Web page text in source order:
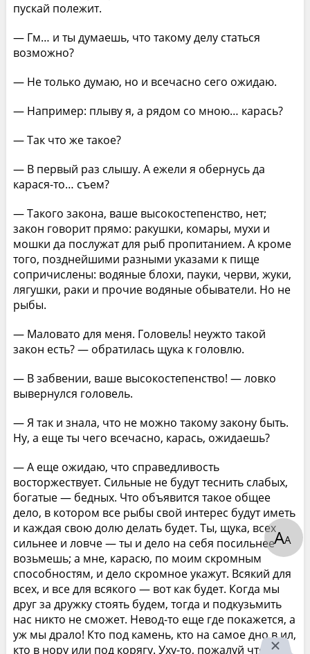
пускай полежит.
— Гм… и ты думаешь, что такому делу статься
возможно?
— Не только думаю, но и всечасно сего ожидаю.
— Например: плыву я, а рядом со мною… карась?
— Так что же такое?
— В первый раз слышу. А ежели я обернусь да
карася-то… съем?
— Такого закона, ваше высокостепенство, нет;
закон говорит прямо: ракушки, комары, мухи и
мошки да послужат для рыб пропитанием. А кроме
того, позднейшими разными указами к пище
сопричислены: водяные блохи, пауки, черви, жуки,
лягушки, раки и прочие водяные обыватели. Но не
рыбы.
— Маловато для меня. Головель! неужто такой
закон есть? — обратилась щука к головлю.
— В забвении, ваше высокостепенство! — ловко
вывернулся головель.
— Я так и знала, что не можно такому закону быть.
Ну, а еще ты чего всечасно, карась, ожидаешь?
— А еще ожидаю, что справедливость
восторжествует. Сильные не будут теснить слабых,
богатые — бедных. Что объявится такое общее
дело, в котором все рыбы свой интерес будут иметь
и каждая свою долю делать будет. Ты, щука, всех
сильнее и ловче — ты и дело на себя посильнее
возьмешь; а мне, карасю, по моим скромным
способностям, и дело скромное укажут. Всякий для
всех, и все для всякого — вот как будет. Когда мы
друг за дружку стоять будем, тогда и подкузьмить
нас никто не сможет. Невод-то еще где покажется, а
уж мы драло! Кто под камень, кто на самое дно в ил,
кто в нору или под корягу. Уху-то, пожалуй что,
АА